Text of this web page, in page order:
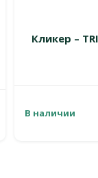
Кликер –
В наличии